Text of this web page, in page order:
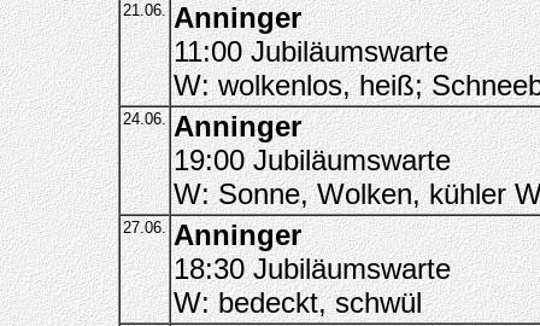
21.06. Anninger
11:00 Jubiläumswarte
W: wolkenlos, heiß;
24.06. Anninger
19:00 Jubiläumswarte
W: Sonne, Wolken, kühler
27.06. Anninger
18:30 Jubiläumswarte
W: bedeckt, schwül